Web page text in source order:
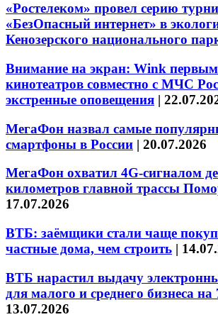
«Ростелеком» провел серию
«БезОпасный интернет» в
Кенозерского национального
Внимание на экран: Wink
кинотеатров совместно с МЧС
экстренные оповещения |
МегаФон назвал самые
смартфоны в России | 20.07.2026
МегаФон охватил 4G-сигналом
километров главной трассы
17.07.2026
ВТБ: заёмщики стали чаще
частные дома, чем строить |
ВТБ нарастил выдачу
для малого и среднего бизнеса на
13.07.2026